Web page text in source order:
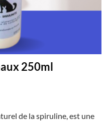
250ml
de la spiruline, est une